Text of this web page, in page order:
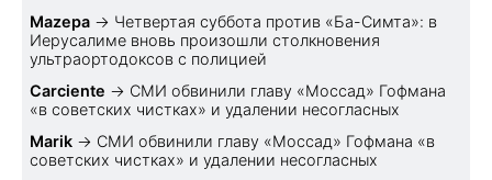
Mazepa → Четвертая суббота против «Ба-Симта»: в
Иерусалиме вновь произошли столкновения
ультраортодоксов с полицией
Carciente → СМИ обвинили главу «Моссад» Гофмана
«в советских чистках» и удалении несогласных
Marik → СМИ обвинили главу «Моссад» Гофмана «в
советских чистках» и удалении несогласных